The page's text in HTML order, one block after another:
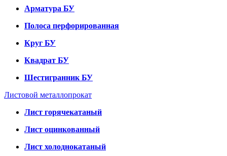
Арматура БУ
Полоса перфорированная
Круг БУ
Квадрат БУ
Шестигранник БУ
Листовой металлопрокат
Лист горячекатаный
Лист оцинкованный
Лист холоднокатаный